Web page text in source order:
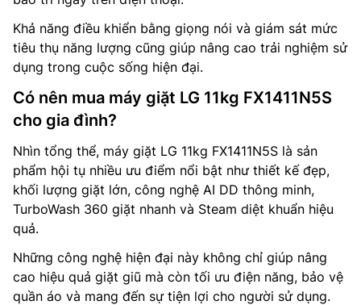
Khả năng điều khiển bằng giọng nói và giám sát mức
tiêu thụ năng lượng cũng giúp nâng cao trải nghiệm sử
dụng trong cuộc sống hiện đại.
Có nên mua máy giặt LG 11kg FX1411N5S
cho gia đình?
Nhìn tổng thể, máy giặt LG 11kg FX1411N5S là sản
phẩm hội tụ nhiều ưu điểm nổi bật như thiết kế đẹp,
khối lượng giặt lớn, công nghệ AI DD thông minh,
TurboWash 360 giặt nhanh và Steam diệt khuẩn hiệu
quả.
Những công nghệ hiện đại này không chỉ giúp nâng
cao hiệu quả giặt giũ mà còn tối ưu điện năng, bảo vệ
quần áo và mang đến sự tiện lợi cho người sử dụng.